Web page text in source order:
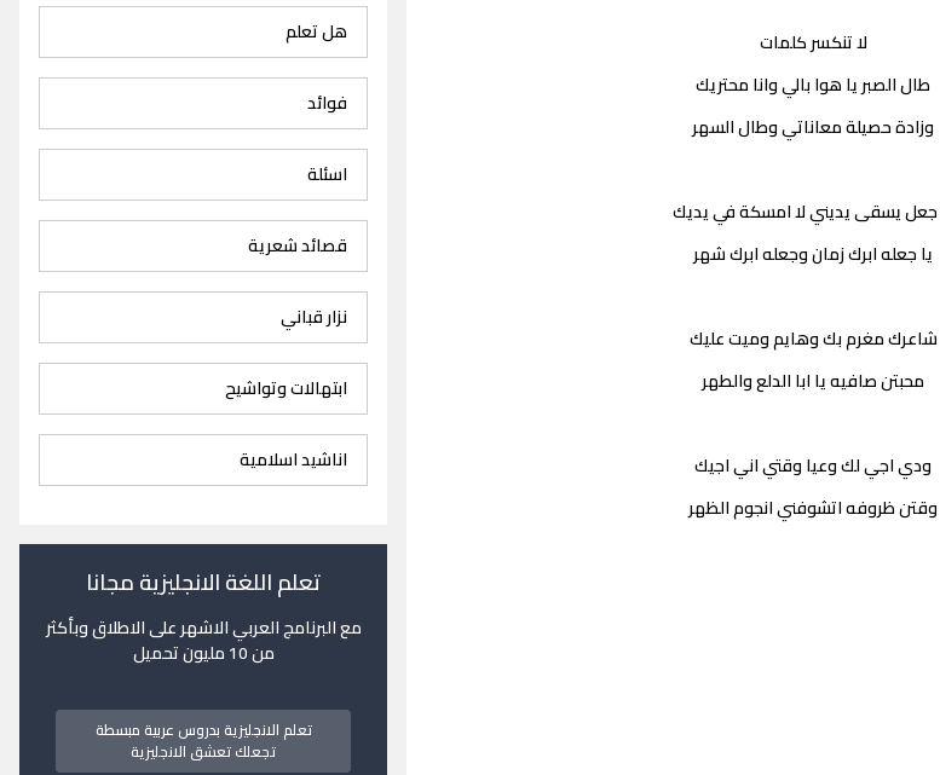
لا تنكسر كلمات
طال الصبر يا هوا بالي وانا محتريك
وزادة حصيلة معاناتي وطال السهر
جعل يسقى يديني لا امسكة في يديك
يا جعله ابرك زمان وجعله ابرك شهر
شاعرك مغرم بك وهايم وميت عليك
محبتن صافيه يا ابا الدلع والطهر
ودي اجي لك وعيا وقتي اني اجيك
وقتن ظروفه اتشوفني انجوم الظهر
هل تعلم
فوائد
اسئلة
قصائد شعرية
نزار قباني
ابتهالات وتواشيح
اناشيد اسلامية
تعلم اللغة الانجليزية مجانا
مع البرنامج العربي الاشهر على الاطلاق وبأكثر
من 10 مليون تحميل
تعلم الانجليزية بدروس عربية مبسطة
تجعلك تعشق الانجليزية